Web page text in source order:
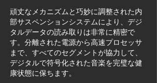
頑丈なメカニズムと巧妙に調整された内
部サスペンションシステムにより、デジ
タルデータの読み取りは非常に精密で
す。分離された電源から高速プロセッサ
まで、すべてのセグメントが協力して、
デジタルで符号化された音楽を完璧な健
康状態に保ちます。